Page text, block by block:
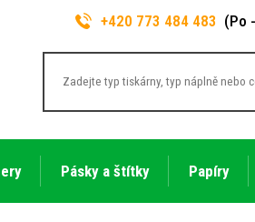
+420 773 484 483 (Po
Pásky a štítky Papíry